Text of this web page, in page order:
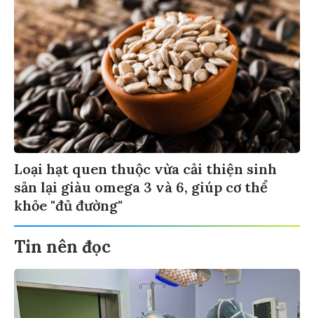
Loại hạt quen thuộc vừa cải thiện sinh
sản lại giàu omega 3 và 6, giúp cơ thể
khỏe "đủ đường"
Tin nên đọc